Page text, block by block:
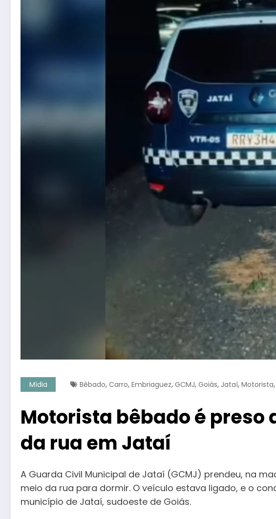
Mídia Bêbado, Carro, Embriaguez, GCMJ, Goiás, Jataí, Motorista,
Motorista bêbado é
da rua em Jataí
A Guarda Civil Municipal de Jataí (GCMJ) prendeu, na
meio da rua para dormir. O veículo estava ligado, e o
município de Jataí, sudoeste de Goiás.